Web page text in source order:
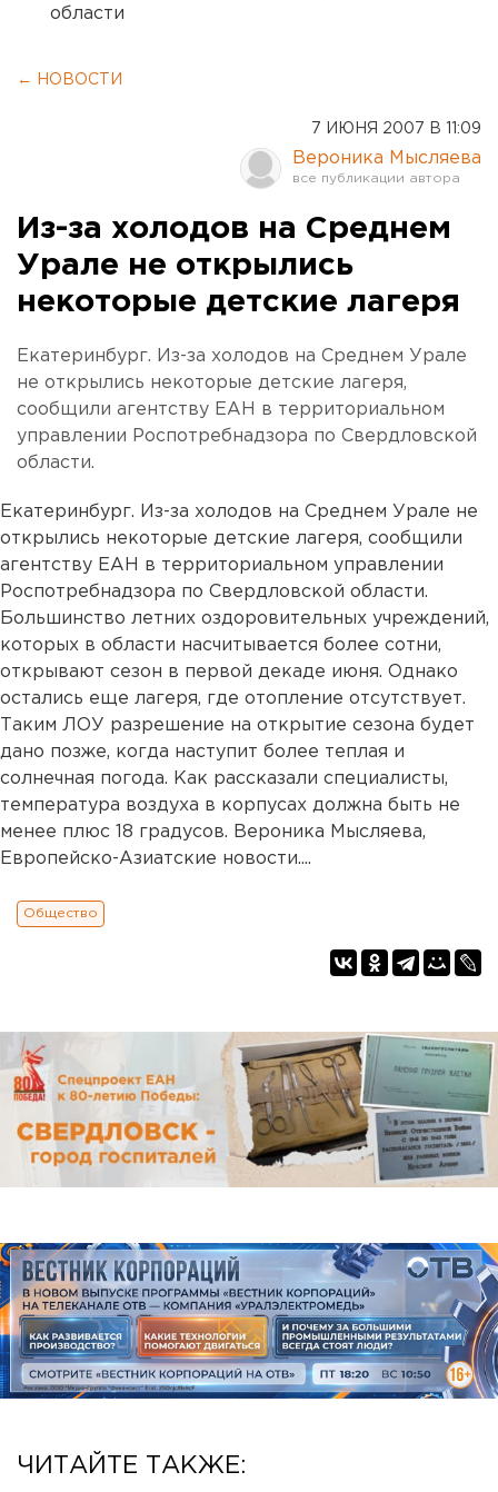
области
← НОВОСТИ
7 ИЮНЯ 2007 В 11:09
Вероника Мысляева
Из-за холодов на Среднем
Урале не открылись
некоторые детские лагеря
Екатеринбург. Из-за холодов на Среднем Урале
не открылись некоторые детские лагеря,
сообщили агентству ЕАН в территориальном
управлении Роспотребнадзора по Свердловской
области.
Екатеринбург. Из-за холодов на Среднем Урале не
открылись некоторые детские лагеря, сообщили
агентству ЕАН в территориальном управлении
Роспотребнадзора по Свердловской области.
Большинство летних оздоровительных учреждений,
которых в области насчитывается более сотни,
открывают сезон в первой декаде июня. Однако
остались еще лагеря, где отопление отсутствует.
Таким ЛОУ разрешение на открытие сезона будет
дано позже, когда наступит более теплая и
солнечная погода. Как рассказали специалисты,
температура воздуха в корпусах должна быть не
менее плюс 18 градусов. Вероника Мысляева,
Европейско-Азиатские новости....
Общество
ЧИТАЙТЕ ТАКЖЕ: